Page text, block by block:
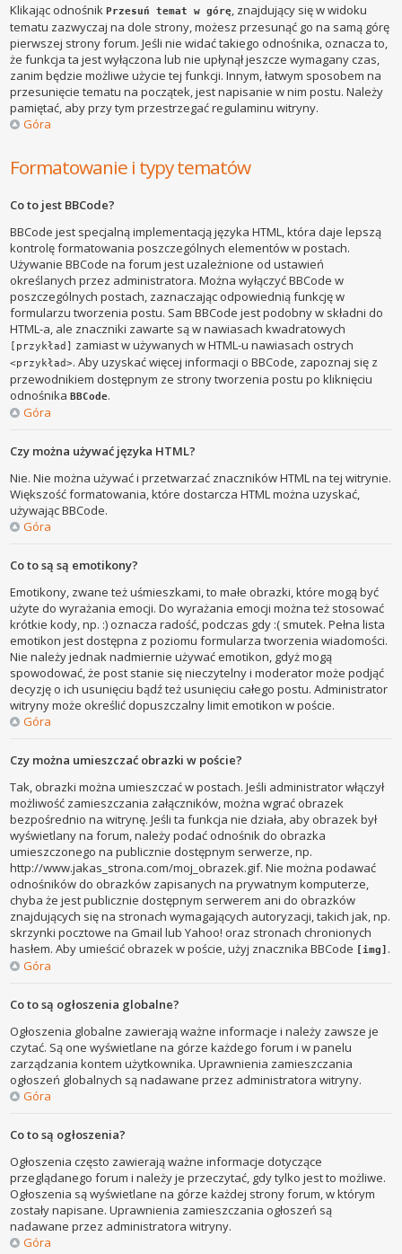
Klikając odnośnikPrzesuń temat w górę, znajdujący się w widoku
tematu zazwyczaj na dole strony, możesz przesunąć go na samą górę
pierwszej strony forum. Jeśli nie widać takiego odnośnika, oznacza to,
że funkcja ta jest wyłączona lub nie upłynął jeszcze wymagany czas,
zanim będzie możliwe użycie tej funkcji. Innym, łatwym sposobem na
przesunięcie tematu na początek, jest napisanie w nim postu. Należy
pamiętać, aby przy tym przestrzegać regulaminu witryny.
Góra
Formatowanie i typy tematów
Co to jest BBCode?
BBCode jest specjalną implementacją języka HTML, która daje lepszą
kontrolę formatowania poszczególnych elementów w postach.
Używanie BBCode na forum jest uzależnione od ustawień
określanych przez administratora. Można wyłączyć BBCode w
poszczególnych postach, zaznaczając odpowiednią funkcję w
formularzu tworzenia postu. Sam BBCode jest podobny w składni do
HTML-a, ale znaczniki zawarte są w nawiasach kwadratowych
[przykład] zamiast w używanych w HTML-u nawiasach ostrych
<przykład>. Aby uzyskać więcej informacji o BBCode, zapoznaj się z
przewodnikiem dostępnym ze strony tworzenia postu po kliknięciu
odnośnikaBBCode.
Góra
Czy można używać języka HTML?
Nie. Nie można używać i przetwarzać znaczników HTML na tej witrynie.
Większość formatowania, które dostarcza HTML można uzyskać,
używając BBCode.
Góra
Co to są są emotikony?
Emotikony, zwane też uśmieszkami, to małe obrazki, które mogą być
użyte do wyrażania emocji. Do wyrażania emocji można też stosować
krótkie kody, np. :) oznacza radość, podczas gdy :( smutek. Pełna lista
emotikon jest dostępna z poziomu formularza tworzenia wiadomości.
Nie należy jednak nadmiernie używać emotikon, gdyż mogą
spowodować, że post stanie się nieczytelny i moderator może podjąć
decyzję o ich usunięciu bądź też usunięciu całego postu. Administrator
witryny może określić dopuszczalny limit emotikon w poście.
Góra
Czy można umieszczać obrazki w poście?
Tak, obrazki można umieszczać w postach. Jeśli administrator włączył
możliwość zamieszczania załączników, można wgrać obrazek
bezpośrednio na witrynę. Jeśli ta funkcja nie działa, aby obrazek był
wyświetlany na forum, należy podać odnośnik do obrazka
umieszczonego na publicznie dostępnym serwerze, np.
http://www.jakas_strona.com/moj_obrazek.gif. Nie można podawać
odnośników do obrazków zapisanych na prywatnym komputerze,
chyba że jest publicznie dostępnym serwerem ani do obrazków
znajdujących się na stronach wymagających autoryzacji, takich jak, np.
skrzynki pocztowe na Gmail lub Yahoo! oraz stronach chronionych
hasłem. Aby umieścić obrazek w poście, użyj znacznika BBCode [img] .
Góra
Co to są ogłoszenia globalne?
Ogłoszenia globalne zawierają ważne informacje i należy zawsze je
czytać. Są one wyświetlane na górze każdego forum i w panelu
zarządzania kontem użytkownika. Uprawnienia zamieszczania
ogłoszeń globalnych są nadawane przez administratora witryny.
Góra
Co to są ogłoszenia?
Ogłoszenia często zawierają ważne informacje dotyczące
przeglądanego forum i należy je przeczytać, gdy tylko jest to możliwe.
Ogłoszenia są wyświetlane na górze każdej strony forum, w którym
zostały napisane. Uprawnienia zamieszczania ogłoszeń są
nadawane przez administratora witryny.
Góra